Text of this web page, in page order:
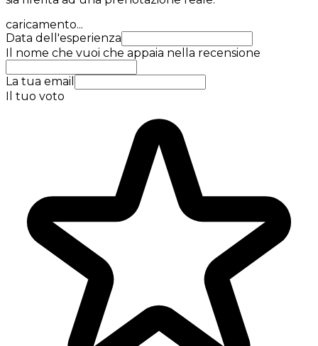
caricamento...
Data dell'esperienza
Il nome che vuoi che appaia nella recensione
La tua email
Il tuo voto